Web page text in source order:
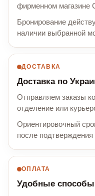
фирменном магазине
Бронирование
наличии выбранной
ДОСТАВКА
Доставка по
Отправляем заказы
отделение или
Ориентировочный
после подтверждения
ОПЛАТА
Удобные